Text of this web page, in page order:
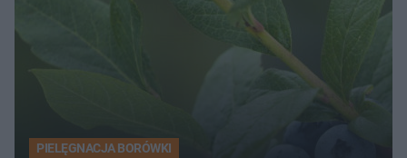
PIELĘGNACJA BORÓWKI